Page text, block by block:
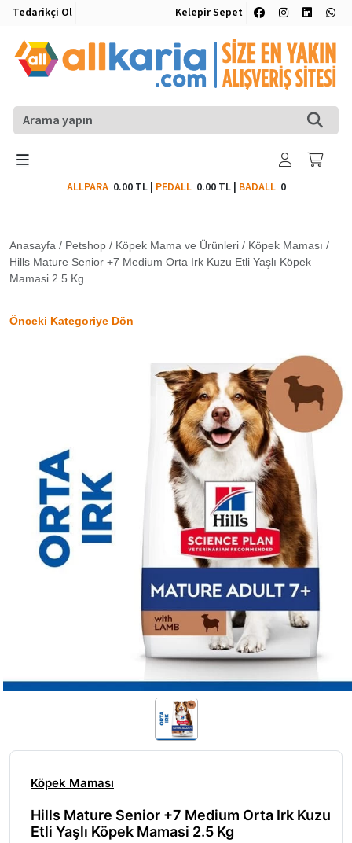
Tedarikçi Ol Kelepir Sepet
ALLPARA 0.00 TL| PEDALL 0.00 TL| BADALL0
Anasayfa / Petshop / Köpek Mama ve Ürünleri / Köpek Maması /
Hills Mature Senior +7 Medium Orta Irk Kuzu Etli Yaşlı Köpek
Mamasi 2.5 Kg
Önceki Kategoriye Dön
Köpek Maması
Hills Mature Senior +7 Medium Orta Irk Kuzu
Etli Yaşlı Köpek Mamasi 2.5 Kg